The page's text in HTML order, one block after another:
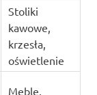
Stoliki
kawowe,
krzesła,
oświetlenie
Meble,